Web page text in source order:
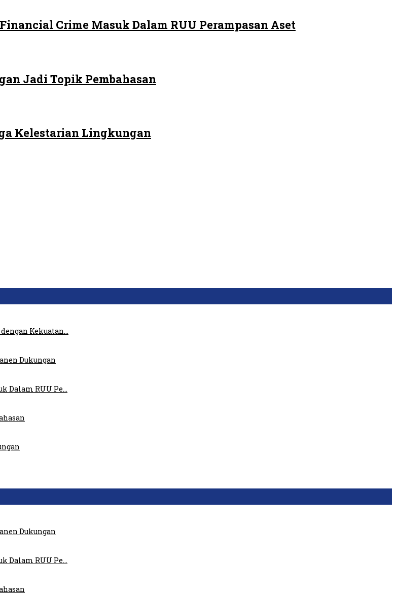
Crime Masuk Dalam RUU Perampasan Aset
Jadi Topik Pembahasan
Kelestarian Lingkungan
Kekuatan…
Dukungan
Dalam RUU Pe…
Dukungan
Dalam RUU Pe…